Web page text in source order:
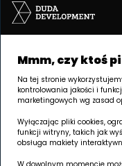
Mmm, czy ktoś
Na tej stronie
kontrolowania jakości i
marketingowych wg zasad
Wyłączając pliki cookies,
funkcji witryny, takich jak
obsługa makiety
W każdy wtorek w
Wydłużamy godziny